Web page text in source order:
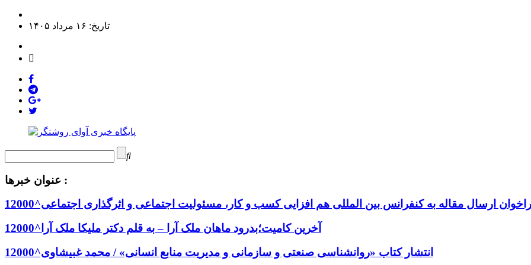
تاریخ: ۱۶ مرداد ۱۴۰۵
عنوان خبرها :
ارسال مقاله به کنفرانس بین المللی هم افزایی کسب و کار، مسئولیت اجتماعی و اثرگذاری اجتماعی^12000
آخرین کامیت؛بدرود ماهان ملک آرا – به قلم دکتر ملیکا ملک آرا^12000
انتشار کتاب «روانشناسی صنعتی و سازمانی و مدیریت منابع انسانی» / محمد غبیشاوی^12000